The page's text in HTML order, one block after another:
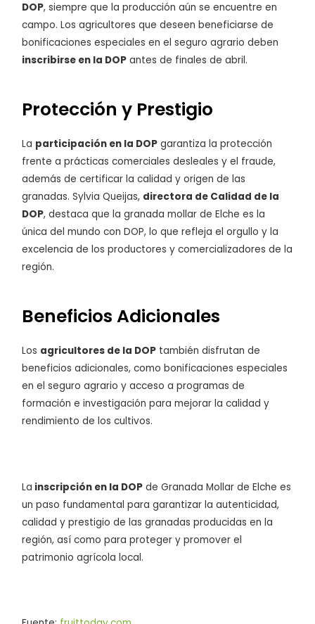
DOP, siempre que la producción aún se encuentre en
campo. Los agricultores que deseen beneficiarse de
bonificaciones especiales en el seguro agrario deben
inscribirse en la DOP antes de finales de abril.
Protección y Prestigio
La participación en la DOP garantiza la protección
frente a prácticas comerciales desleales y el fraude,
además de certificar la calidad y origen de las
granadas. Sylvia Queijas, directora de Calidad de la
DOP, destaca que la granada mollar de Elche es la
única del mundo con DOP, lo que refleja el orgullo y la
excelencia de los productores y comercializadores de la
región.
Beneficios Adicionales
Los agricultores de la DOP también disfrutan de
beneficios adicionales, como bonificaciones especiales
en el seguro agrario y acceso a programas de
formación e investigación para mejorar la calidad y
rendimiento de los cultivos.
La inscripción en la DOP de Granada Mollar de Elche es
un paso fundamental para garantizar la autenticidad,
calidad y prestigio de las granadas producidas en la
región, así como para proteger y promover el
patrimonio agrícola local.